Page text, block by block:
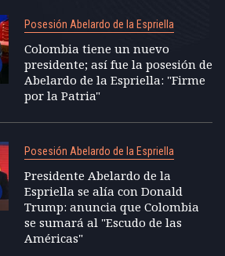
Posesión Abelardo de la Espriella
Colombia tiene un nuevo
presidente; así fue la posesión de
Abelardo de la Espriella: "Firme
por la Patria"
Posesión Abelardo de la Espriella
Presidente Abelardo de la
Espriella se alía con Donald
Trump: anuncia que Colombia
se sumará al "Escudo de las
Américas"